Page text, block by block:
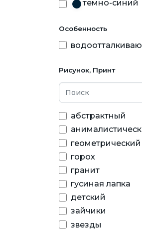
темно-синий
Особенность
Рисунок, Принт
абстрактный
геометрический
горох
гранит
гусиная лапка
детский
зайчики
звезды